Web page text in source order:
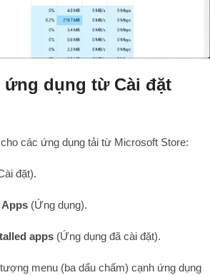
ứng dụng từ Cài đặt
các ứng dụng tải từ Microsoft Store:
đặt).
Apps (Ứng dụng).
apps (Ứng dụng đã cài đặt).
menu (ba dấu chấm) cạnh ứng dụng